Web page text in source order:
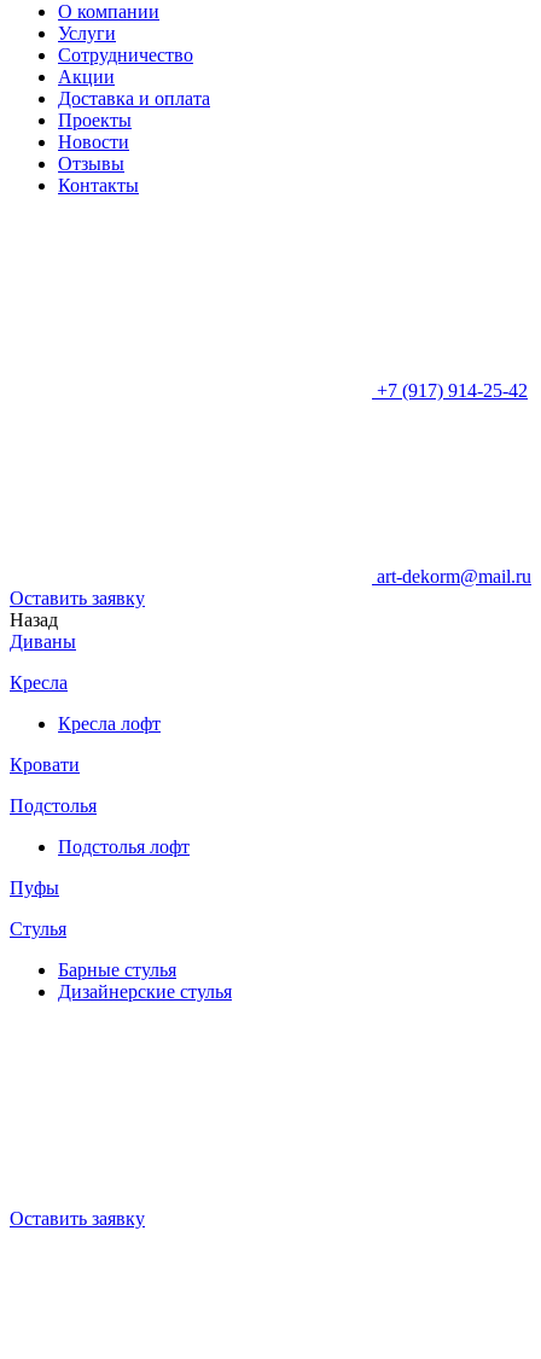
О компании
Услуги
Сотрудничество
Акции
Доставка и оплата
Проекты
Новости
Отзывы
Контакты
+7 (917) 914-25-42
art-dekorm@mail.ru
Оставить заявку
Назад
Диваны
Кресла
Кресла лофт
Кровати
Подстолья
Подстолья лофт
Пуфы
Стулья
Барные cтулья
Дизайнерские cтулья
Оставить заявку